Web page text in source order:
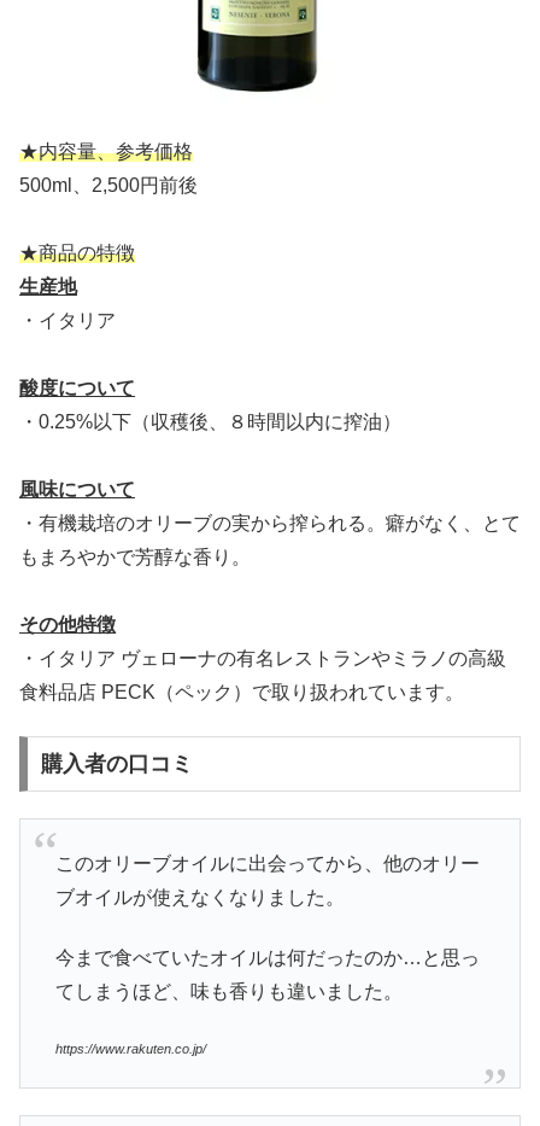
★内容量、参考価格
500ml、2,500円前後
★商品の特徴
生産地
・イタリア
酸度について
・0.25%以下（収穫後、８時間以内に搾油）
風味について
・有機栽培のオリーブの実から搾られる。癖がなく、とて
もまろやかで芳醇な香り。
その他特徴
・イタリア ヴェローナの有名レストランやミラノの高級
食料品店 PECK（ペック）で取り扱われています。
購入者の口コミ
このオリーブオイルに出会ってから、他のオリー
ブオイルが使えなくなりました。
今まで食べていたオイルは何だったのか…と思っ
てしまうほど、味も香りも違いました。
https://www.rakuten.co.jp/